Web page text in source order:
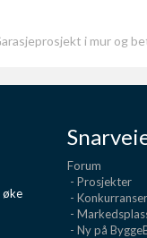
i mur og
øke
Forum
- Prosjekter
- Konkurranser
-
- Ny på